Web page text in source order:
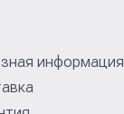
информация